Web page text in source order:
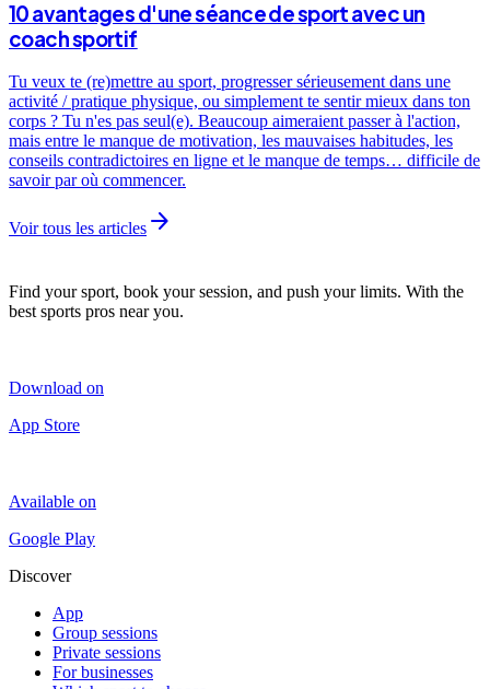
10 avantages d'une séance de sport avec un
coach sportif
Tu veux te (re)mettre au sport, progresser sérieusement dans une
activité / pratique physique, ou simplement te sentir mieux dans ton
corps ? Tu n'es pas seul(e). Beaucoup aimeraient passer à l'action,
mais entre le manque de motivation, les mauvaises habitudes, les
conseils contradictoires en ligne et le manque de temps… difficile de
savoir par où commencer.
Voir tous les articles arrow_forward
Find your sport, book your session, and push your limits. With the
best sports pros near you.
Download on
App Store
Available on
Google Play
Discover
App
Group sessions
Private sessions
For businesses